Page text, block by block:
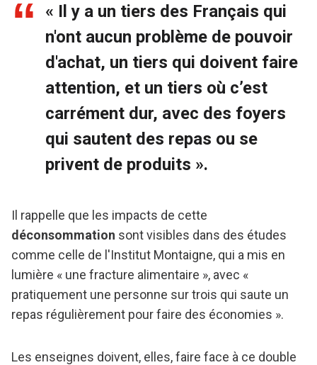
« Il y a un tiers des Français qui
n'ont aucun problème de pouvoir
d'achat, un tiers qui doivent faire
attention, et un tiers où c’est
carrément dur, avec des foyers
qui sautent des repas ou se
privent de produits ».
Il rappelle que les impacts de cette
déconsommation sont visibles dans des études
comme celle de l'Institut Montaigne, qui a mis en
lumière « une fracture alimentaire », avec «
pratiquement une personne sur trois qui saute un
repas régulièrement pour faire des économies ».
Les enseignes doivent, elles, faire face à ce double